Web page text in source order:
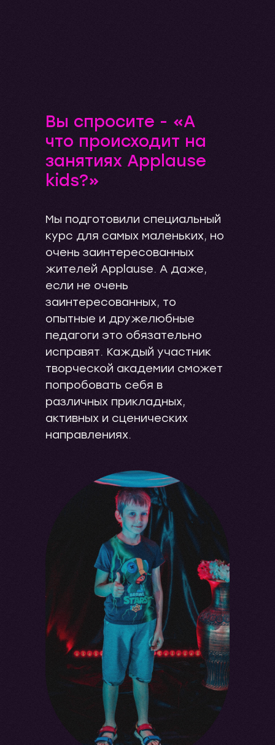
Мы подготовили специальный
курс для самых маленьких, но
очень заинтересованных
жителей Applause. А даже,
если не очень
заинтересованных, то
опытные и дружелюбные
педагоги это обязательно
исправят. Каждый участник
творческой академии сможет
попробовать себя в
различных прикладных,
активных и сценических
направлениях.
Вы спросите - «А
что происходит на
занятиях Applause
kids?»